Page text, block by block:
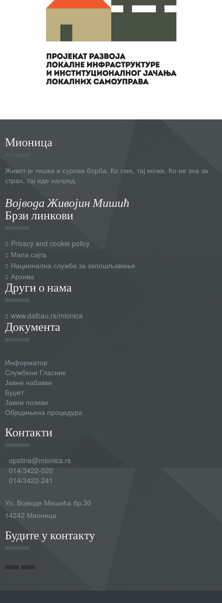
Мионица
Живот је тешка и сурова борба. Ко сме, тај може. Ко не зна за
страх, тај иде напред.
Војвода Живојин Мишић
Брзи линкови
Privacy and cookie policy
Мапа сајта
Национална служба за запошљавање
Архива
Други о нама
www.daibau.rs/mionica
Документа
Информатор
Службени Гласник
Јавне набавке
Буџет
Јавни позиви
Обједињена процедура
Контакти
opstina@mionica.rs
014/3422-020
014/3422-241
Ул. Војводе Мишића бр.30
14242 Мионица
Будите у контакту